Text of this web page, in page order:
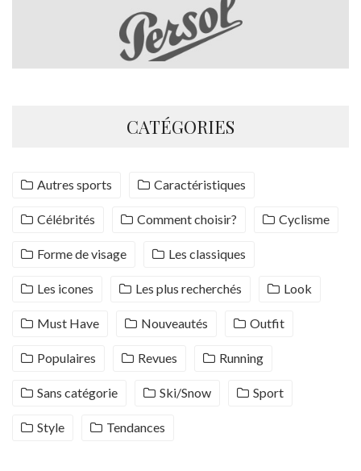
CATÉGORIES
Autres sports Caractéristiques
Célébrités Comment choisir? Cyclisme
Forme de visage Les classiques
Les icones Les plus recherchés Look
Must Have Nouveautés Outfit
Populaires Revues Running
Sans catégorie Ski/Snow Sport
Style Tendances